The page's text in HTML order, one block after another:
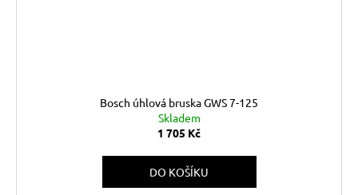
Bosch úhlová bruska GWS 7-125
Skladem
1 705 Kč
DO KOŠÍKU